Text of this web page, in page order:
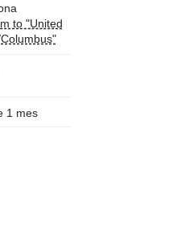
to "United
1 mes